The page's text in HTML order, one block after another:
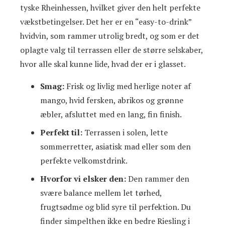
tyske Rheinhessen, hvilket giver den helt perfekte
vækstbetingelser. Det her er en “easy-to-drink”
hvidvin, som rammer utrolig bredt, og som er det
oplagte valg til terrassen eller de større selskaber,
hvor alle skal kunne lide, hvad der er i glasset.
Smag: Frisk og livlig med herlige noter af
mango, hvid fersken, abrikos og grønne
æbler, afsluttet med en lang, fin finish.
Perfekt til: Terrassen i solen, lette
sommerretter, asiatisk mad eller som den
perfekte velkomstdrink.
Hvorfor vi elsker den:Den rammer den
svære balance mellem let tørhed,
frugtsødme og blid syre til perfektion. Du
finder simpelthen ikke en bedre Riesling i